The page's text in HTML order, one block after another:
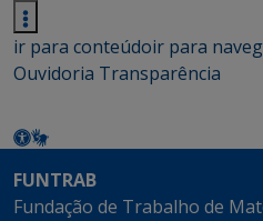
ir para conteúdoir para
Ouvidoria Transparência
FUNTRAB
Fundação de Trabalho de